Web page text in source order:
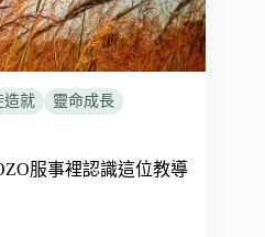
造就
靈命成長
服事裡認識這位教導